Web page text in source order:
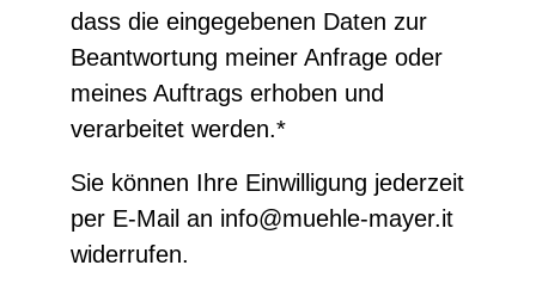
dass die eingegebenen Daten zur
Beantwortung meiner Anfrage oder
meines Auftrags erhoben und
verarbeitet werden.*
Sie können Ihre Einwilligung jederzeit
per E-Mail an info@muehle-mayer.it
widerrufen.